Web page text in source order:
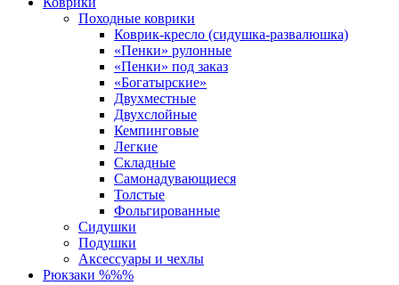
Походные коврики
Коврик-кресло (сидушка-развалюшка)
«Пенки» рулонные
«Пенки» под заказ
«Богатырские»
Двухместные
Двухслойные
Кемпинговые
Легкие
Складные
Самонадувающиеся
Толстые
Фольгированные
Сидушки
Подушки
Аксессуары и чехлы
Рюкзаки %%%